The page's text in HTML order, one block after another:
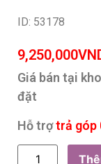
ID: 53178
9,250,000
Giá bán tại
đặt
Hỗ trợtrả góp